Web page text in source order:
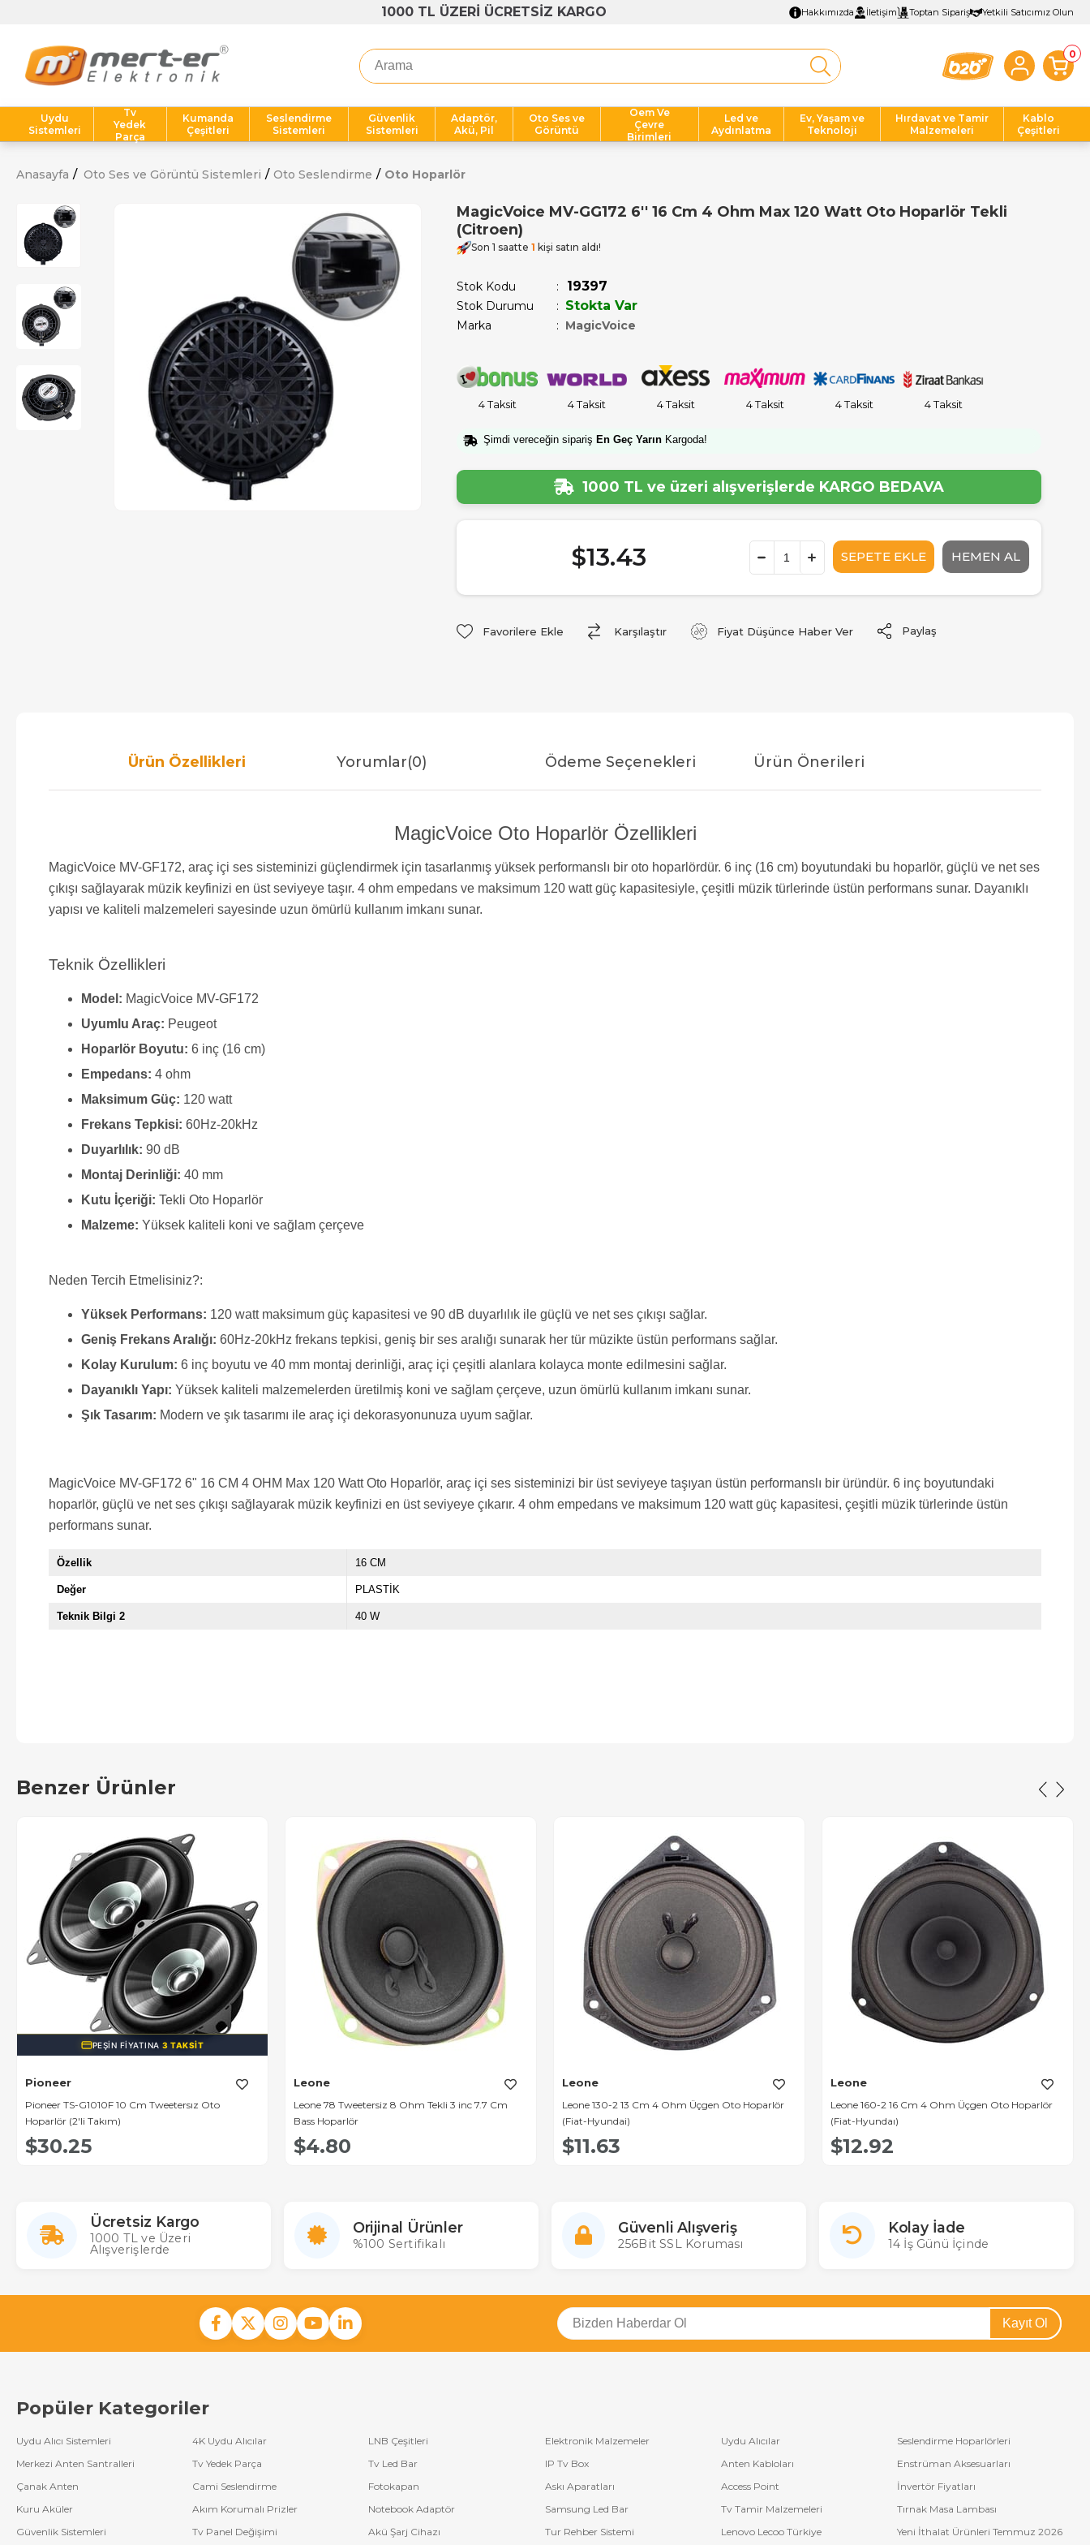
1000 TL ÜZERİ ÜCRETSİZ KARGO Hakkımızda İletişim Toptan Sipariş Yetkili Satıcımız Olun
0
Uydu
Sistemleri
Tv
Yedek
Parça
Kumanda
Çeşitleri
Seslendirme
Sistemleri
Güvenlik
Sistemleri
Adaptör,
Akü, Pil
Oto Ses ve
Görüntü
Oem Ve
Çevre
Birimleri
Led ve
Aydınlatma
Ev, Yaşam ve
Teknoloji
Hırdavat ve Tamir
Malzemeleri
Kablo
Çeşitleri
Anasayfa Oto Ses ve Görüntü Sistemleri Oto Seslendirme Oto Hoparlör
MagicVoice MV-GG172 6'' 16 Cm 4 Ohm Max 120 Watt Oto Hoparlör Tekli
(Citroen)
Son 1 saatte 1 kişi satın aldı!
Stok Kodu 19397
Stok Durumu : Stokta Var
Marka : MagicVoice
4 Taksit 4 Taksit 4 Taksit 4 Taksit 4 Taksit 4 Taksit
Şimdi vereceğin sipariş En Geç Yarın Kargoda!
1000 TL ve üzeri alışverişlerde KARGO BEDAVA
$13.43
Favorilere Ekle Karşılaştır Fiyat Düşünce Haber Ver Paylaş
Ürün Özellikleri Yorumlar(0) Ödeme Seçenekleri Ürün Önerileri
MagicVoice Oto Hoparlör Özellikleri
MagicVoice MV-GF172, araç içi ses sisteminizi güçlendirmek için tasarlanmış yüksek performanslı bir oto hoparlördür. 6 inç (16 cm) boyutundaki bu hoparlör, güçlü ve net ses
çıkışı sağlayarak müzik keyfinizi en üst seviyeye taşır. 4 ohm empedans ve maksimum 120 watt güç kapasitesiyle, çeşitli müzik türlerinde üstün performans sunar. Dayanıklı
yapısı ve kaliteli malzemeleri sayesinde uzun ömürlü kullanım imkanı sunar.
Teknik Özellikleri
Model: MagicVoice MV-GF172
Uyumlu Araç: Peugeot
Hoparlör Boyutu: 6 inç (16 cm)
Empedans: 4 ohm
Maksimum Güç: 120 watt
Frekans Tepkisi: 60Hz-20kHz
Duyarlılık: 90 dB
Montaj Derinliği: 40 mm
Kutu İçeriği: Tekli Oto Hoparlör
Malzeme: Yüksek kaliteli koni ve sağlam çerçeve
Neden Tercih Etmelisiniz?:
Yüksek Performans: 120 watt maksimum güç kapasitesi ve 90 dB duyarlılık ile güçlü ve net ses çıkışı sağlar.
Geniş Frekans Aralığı: 60Hz-20kHz frekans tepkisi, geniş bir ses aralığı sunarak her tür müzikte üstün performans sağlar.
Kolay Kurulum: 6 inç boyutu ve 40 mm montaj derinliği, araç içi çeşitli alanlara kolayca monte edilmesini sağlar.
Dayanıklı Yapı: Yüksek kaliteli malzemelerden üretilmiş koni ve sağlam çerçeve, uzun ömürlü kullanım imkanı sunar.
Şık Tasarım: Modern ve şık tasarımı ile araç içi dekorasyonunuza uyum sağlar.
MagicVoice MV-GF172 6" 16 CM 4 OHM Max 120 Watt Oto Hoparlör, araç içi ses sisteminizi bir üst seviyeye taşıyan üstün performanslı bir üründür. 6 inç boyutundaki
hoparlör, güçlü ve net ses çıkışı sağlayarak müzik keyfinizi en üst seviyeye çıkarır. 4 ohm empedans ve maksimum 120 watt güç kapasitesi, çeşitli müzik türlerinde üstün
performans sunar.
Özellik 16 CM
Değer PLASTİK
Teknik Bilgi 2 40 W
Benzer Ürünler
PEŞIN FIYATINA3 TAKSIT
Pioneer
Pioneer TS-G1010F 10 Cm Tweetersız Oto
Hoparlör (2'li Takım)
$30.25
Leone
Leone 78 Tweetersiz 8 Ohm Tekli 3 inc 7.7 Cm
Bass Hoparlör
$4.80
Leone
Leone 130-2 13 Cm 4 Ohm Üçgen Oto Hoparlör
(Fiat-Hyundai)
$11.63
Leone
Leone 160-2 16 Cm 4 Ohm Üçgen Oto Hoparlör
(Fiat-Hyundaı)
$12.92
Ücretsiz Kargo
1000 TL ve Üzeri
Alışverişlerde
Orijinal Ürünler
%100 Sertifikalı
Güvenli Alışveriş
256Bit SSL Koruması
Kolay İade
14 İş Günü İçinde
Kayıt Ol
Popüler Kategoriler
Uydu Alıcı Sistemleri 4K Uydu Alıcılar LNB Çeşitleri Elektronik Malzemeler Uydu Alıcılar
Seslendirme Hoparlörleri
Merkezi Anten Santralleri
Tv Yedek Parça Tv Led Bar IP Tv Box Anten Kabloları
Enstrüman Aksesuarları
Çanak Anten
Cami Seslendirme Fotokapan Askı Aparatları Access Point
İnvertör Fiyatları
Kuru Aküler
Akım Korumalı Prizler Notebook Adaptör Samsung Led Bar Tv Tamir Malzemeleri
Tırnak Masa Lambası
Güvenlik Sistemleri
Tv Panel Değişimi Akü Şarj Cihazı Tur Rehber Sistemi Lenovo Lecoo Türkiye Yeni İthalat Ürünleri Temmuz 2026